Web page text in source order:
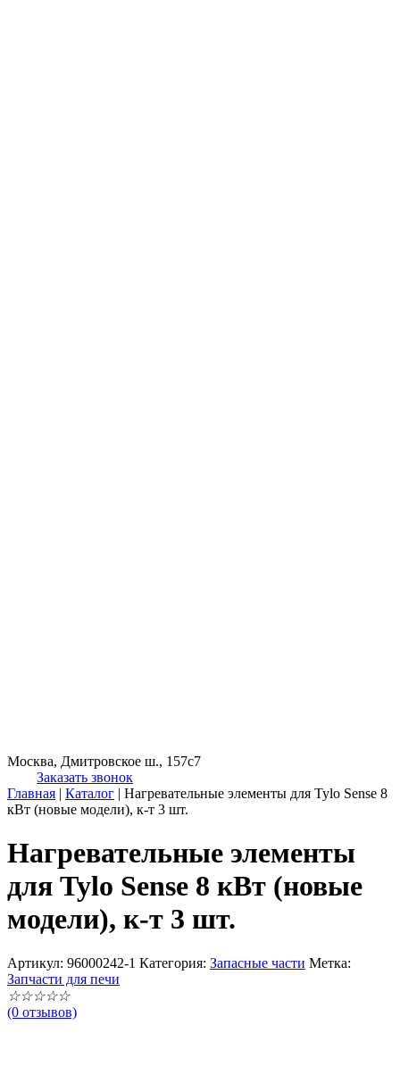
Москва, Дмитровское ш., 157с7
Заказать звонок
Главная | Каталог | Нагревательные элементы для Tylo Sense 8
кВт (новые модели), к-т 3 шт.
Нагревательные элементы
для Tylo Sense 8 кВт (новые
модели), к-т 3 шт.
Артикул: 96000242-1 Категория: Запасные части Метка:
Запчасти для печи
☆☆☆☆☆
(0 отзывов)